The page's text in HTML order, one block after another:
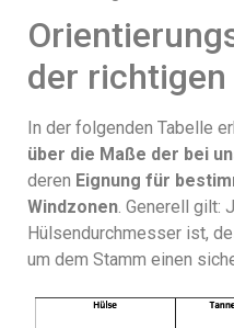
der richtigen
In der folgenden Tabelle
über die Maße der bei
deren Eignung für
Windzonen. Generell gilt:
Hülsendurchmesser ist,
um dem Stamm einen